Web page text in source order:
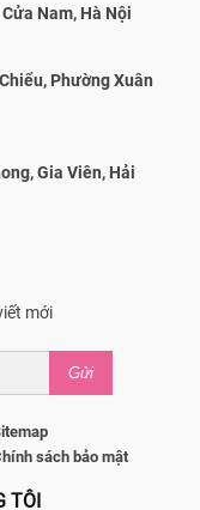
Nam, Hà Nội
Phường Xuân
Gia Viên, Hải
mới
Gửi
sách bảo mật
TÔI